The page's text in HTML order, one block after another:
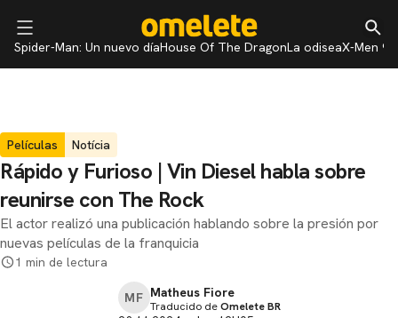
Spider-Man: Un nuevo díaHouse Of The DragonLa odiseaX-Men 97
Películas Notícia
Rápido y Furioso | Vin Diesel habla sobre
reunirse con The Rock
El actor realizó una publicación hablando sobre la presión por
nuevas películas de la franquicia
1 min de lectura
MF Matheus Fiore
Traducido deOmelete BR